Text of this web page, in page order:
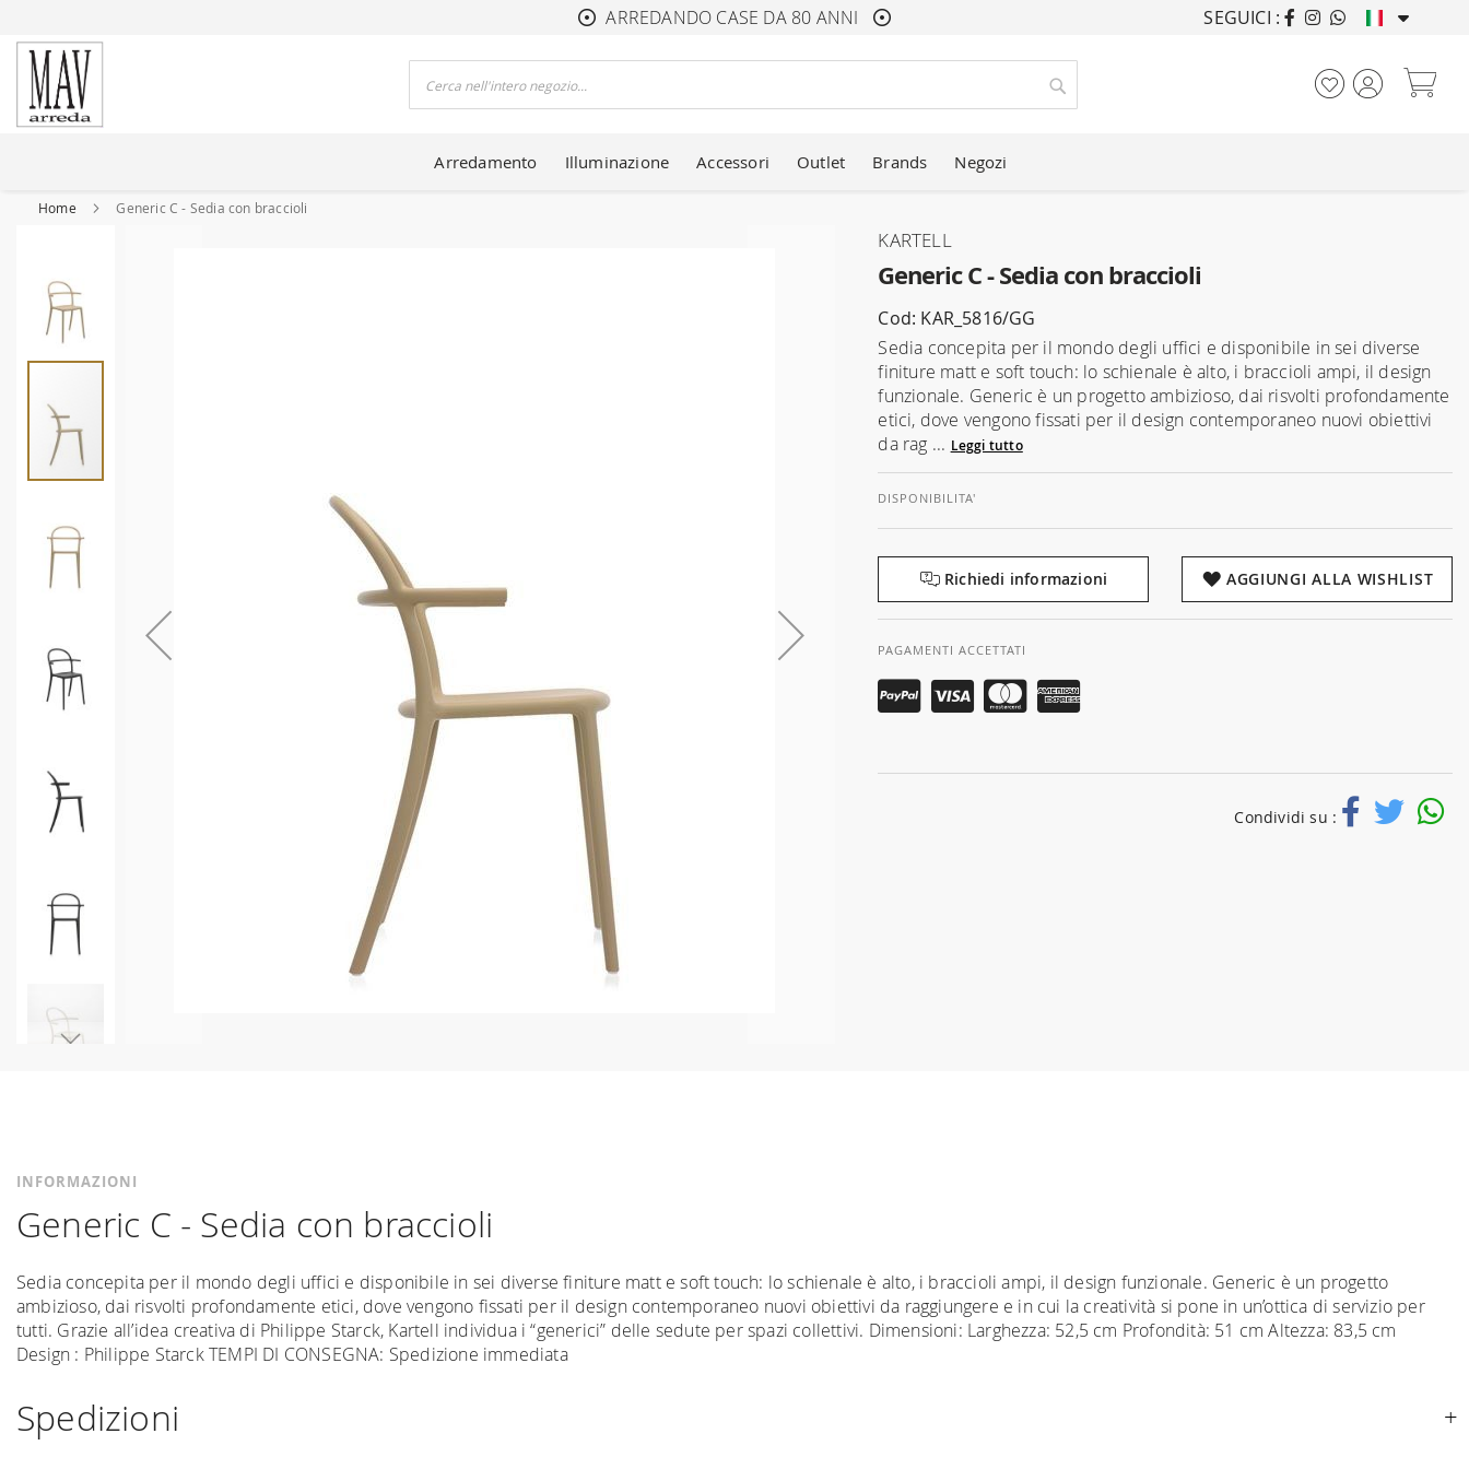
ARREDANDO CASE DA 80 ANNI ARREDANDO CASE
SEGUICI :
Cerca
Arredamento Illuminazione Accessori Outlet Brands Negozi
Home Generic C - Sedia con braccioli
Generic C - Sedia con braccioli
KARTELL
Cod: KAR_5816/GG
Sedia concepita per il mondo degli uffici e disponibile in sei diverse
finiture matt e soft touch: lo schienale è alto, i braccioli ampi, il design
funzionale. Generic è un progetto ambizioso, dai risvolti profondamente
etici, dove vengono fissati per il design contemporaneo nuovi obiettivi
da rag ... Leggi tutto
DISPONIBILITA'
Richiedi informazioni AGGIUNGI ALLA WISHLIST
PAGAMENTI ACCETTATI
Condividi su :
della
galleria
di
immagini
INFORMAZIONI
Generic C - Sedia con braccioli
Sedia concepita per il mondo degli uffici e disponibile in sei diverse finiture matt e soft touch: lo schienale è alto, i braccioli ampi, il design funzionale. Generic è un progetto
ambizioso, dai risvolti profondamente etici, dove vengono fissati per il design contemporaneo nuovi obiettivi da raggiungere e in cui la creatività si pone in un’ottica di servizio per
tutti. Grazie all’idea creativa di Philippe Starck, Kartell individua i “generici” delle sedute per spazi collettivi. Dimensioni: Larghezza: 52,5 cm Profondità: 51 cm Altezza: 83,5 cm
Design : Philippe Starck TEMPI DI CONSEGNA: Spedizione immediata
Spedizioni